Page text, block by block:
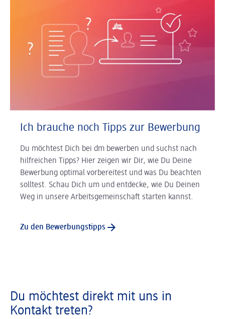
Ich brauche noch Tipps zur Bewerbung
Du möchtest Dich bei dm bewerben und suchst nach
hilfreichen Tipps? Hier zeigen wir Dir, wie Du Deine
Bewerbung optimal vorbereitest und was Du beachten
solltest. Schau Dich um und entdecke, wie Du Deinen
Weg in unsere Arbeitsgemeinschaft starten kannst.
Zu den Bewerbungstipps
Du möchtest direkt mit uns in
Kontakt treten?